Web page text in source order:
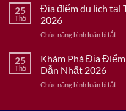
2026
Địa
Lịch
Dẫn
25
Th5
Địa điểm du lịch tại
2026
Chức năng bình luận bị tắtở
tại
25
Th5
Khám Phá Địa
Dẫn Nhất 2026
Chức năng bình luận bị tắtở